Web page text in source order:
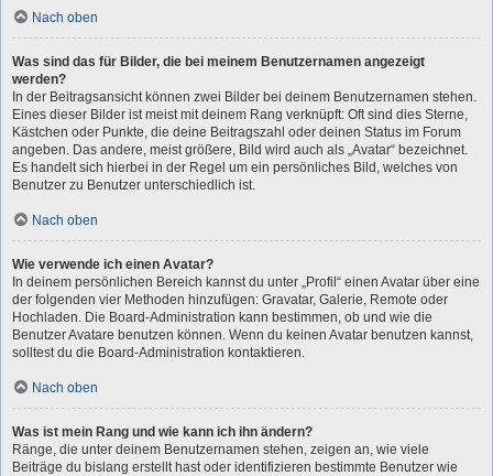
Nach oben
Was sind das für Bilder, die bei meinem Benutzernamen angezeigt
werden?
In der Beitragsansicht können zwei Bilder bei deinem Benutzernamen stehen.
Eines dieser Bilder ist meist mit deinem Rang verknüpft: Oft sind dies Sterne,
Kästchen oder Punkte, die deine Beitragszahl oder deinen Status im Forum
angeben. Das andere, meist größere, Bild wird auch als „Avatar“ bezeichnet.
Es handelt sich hierbei in der Regel um ein persönliches Bild, welches von
Benutzer zu Benutzer unterschiedlich ist.
Nach oben
Wie verwende ich einen Avatar?
In deinem persönlichen Bereich kannst du unter „Profil“ einen Avatar über eine
der folgenden vier Methoden hinzufügen: Gravatar, Galerie, Remote oder
Hochladen. Die Board-Administration kann bestimmen, ob und wie die
Benutzer Avatare benutzen können. Wenn du keinen Avatar benutzen kannst,
solltest du die Board-Administration kontaktieren.
Nach oben
Was ist mein Rang und wie kann ich ihn ändern?
Ränge, die unter deinem Benutzernamen stehen, zeigen an, wie viele
Beiträge du bislang erstellt hast oder identifizieren bestimmte Benutzer wie